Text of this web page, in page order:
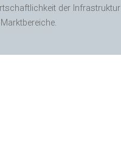
der Infrastruktur